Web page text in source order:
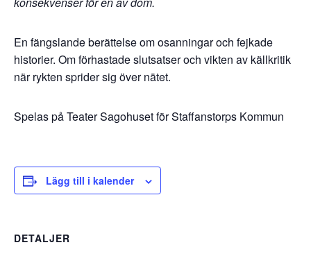
En fängslande berättelse om osanningar och fejkade
historier. Om förhastade slutsatser och vikten av källkritik
när rykten sprider sig över nätet.
Spelas på Teater Sagohuset för Staffanstorps Kommun
Lägg till i kalender
DETALJER